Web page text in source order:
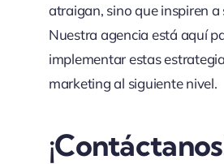
atraigan, sino que inspiren a
Nuestra agencia está aquí
implementar estas
marketing al siguiente nivel.